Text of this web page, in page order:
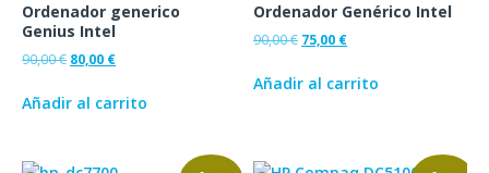
Ordenador generico
Genius Intel
90,00€ 80,00 €
Añadir al carrito
Ordenador Genérico Intel
90,00€ 75,00 €
Añadir al carrito